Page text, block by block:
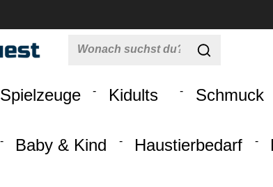
Spielzeuge Kidults Schmuck
Baby & Kind Haustierbedarf